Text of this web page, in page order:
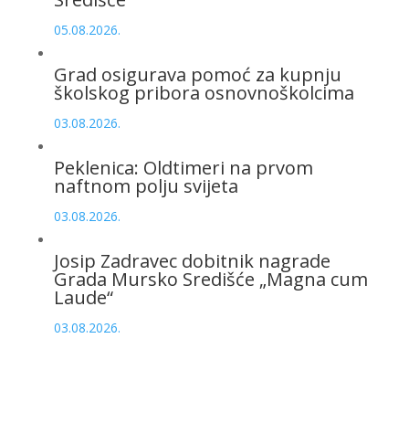
05.08.2026.
Grad osigurava pomoć za kupnju
školskog pribora osnovnoškolcima
03.08.2026.
Peklenica: Oldtimeri na prvom
naftnom polju svijeta
03.08.2026.
Josip Zadravec dobitnik nagrade
Grada Mursko Središće „Magna cum
Laude“
03.08.2026.